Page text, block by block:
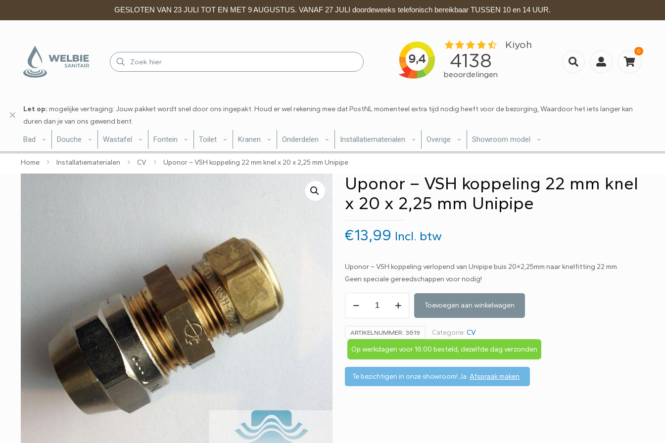
GESLOTEN VAN 23 JULI TOT EN MET 9 AUGUSTUS. VANAF 27 JULI doordeweeks telefonisch bereikbaar TUSSEN 10 en 14 UUR.
0
Let op: mogelijke vertraging: Jouw pakket wordt snel door ons ingepakt. Houd er wel rekening mee dat PostNL momenteel extra tijd nodig heeft voor de bezorging, Waardoor het iets langer kan
duren dan je van ons gewend bent.
✕
Bad Douche Wastafel Fontein Toilet Kranen Onderdelen Installatiematerialen Overige Showroom model
Home Installatiematerialen CV Uponor – VSH koppeling 22 mm knel x 20 x 2,25 mm Unipipe
Uponor – VSH koppeling 22 mm knel
x 20 x 2,25 mm Unipipe
€13,99 Incl. btw
Uponor – VSH koppeling verlopend van Unipipe buis 20×2,25mm naar knelfitting 22 mm.
Geen speciale gereedschappen voor nodig!
koppeling
22
mm
knel
x
Toevoegen aan winkelwagen
ARTIKELNUMMER: 3619 Categorie:CV
Op werkdagen voor 16:00 besteld, dezelfde dag verzonden
Te bezichtigen in onze showroom!Ja Afspraak maken